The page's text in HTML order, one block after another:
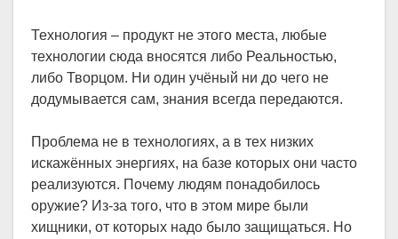
Технология – продукт не этого места, любые
технологии сюда вносятся либо Реальностью,
либо Творцом. Ни один учёный ни до чего не
додумывается сам, знания всегда передаются.
Проблема не в технологиях, а в тех низких
искажённых энергиях, на базе которых они часто
реализуются. Почему людям понадобилось
оружие? Из-за того, что в этом мире были
хищники, от которых надо было защищаться. Но